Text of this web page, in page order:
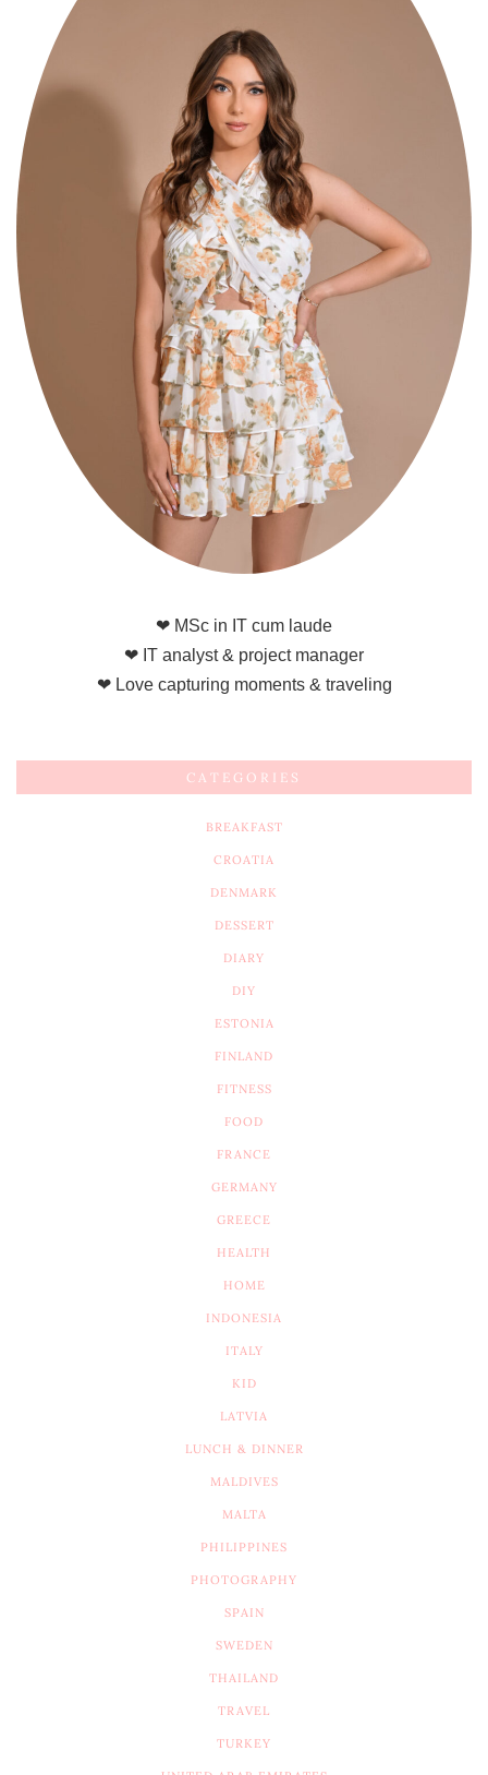
❤ MSc in IT cum laude
❤ IT analyst & project manager
❤ Love capturing moments & traveling
CATEGORIES
BREAKFAST
CROATIA
DENMARK
DESSERT
DIARY
DIY
ESTONIA
FINLAND
FITNESS
FOOD
FRANCE
GERMANY
GREECE
HEALTH
HOME
INDONESIA
ITALY
KID
LATVIA
LUNCH & DINNER
MALDIVES
MALTA
PHILIPPINES
PHOTOGRAPHY
SPAIN
SWEDEN
THAILAND
TRAVEL
TURKEY